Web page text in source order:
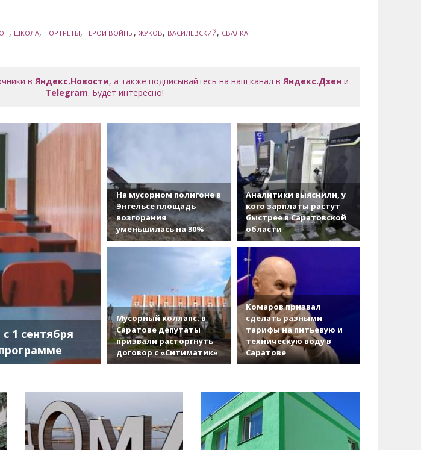
, ШКОЛА, ПОРТРЕТЫ, ГЕРОИ ВОЙНЫ, ЖУКОВ, ВАСИЛЕВСКИЙ, СВАЛКА
вЯндекс.Новости, а также подписывайтесь на наш канал вЯндекс.Дзен и
Telegram. Будет интересно!
1 сентября
На мусорном полигоне в
Энгельсе площадь
возгорания
уменьшилась на 30%
Аналитики выяснили, у
кого зарплаты растут
быстрее в Саратовской
области
Мусорный коллапс: в
Саратове депутаты
призвали расторгнуть
договор с «Ситиматик»
Комаров призвал
сделать разными
тарифы на питьевую и
техническую воду в
Саратове